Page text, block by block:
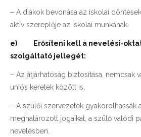
– A diákok bevonása az iskolai
aktív szereplője az iskolai munkának.
e)
Erősíteni kell a nevelési-
szolgáltató jellegét:
– Az átjárhatóság biztosítása, nemcsak
uniós keretek között is.
– A szülői szervezetek gyakorolhassák
meghatározott jogaikat, a szülő valódi
nevelésben.